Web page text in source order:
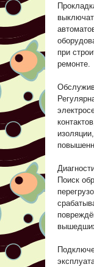
при
ремонте.
Поиск